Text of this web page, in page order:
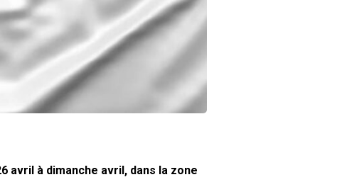
avril à dimanche avril, dans la zone